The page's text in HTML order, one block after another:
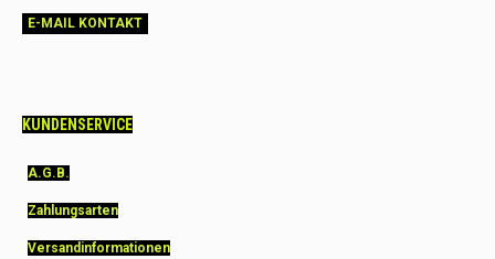
E-MAIL KONTAKT
KUNDENSERVICE
A.G.B.
Zahlungsarten
Versandinformationen